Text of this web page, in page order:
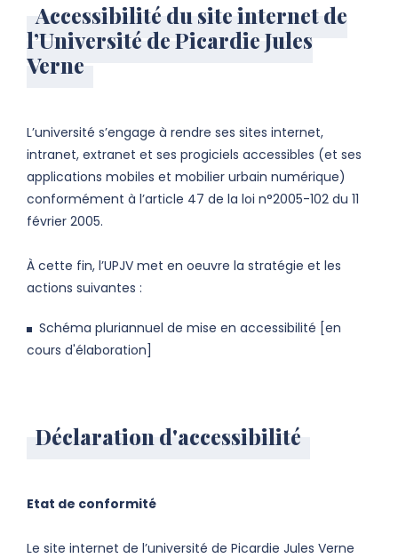
Accessibilité du site internet de
l’Université de Picardie Jules
Verne
L’université s’engage à rendre ses sites internet,
intranet, extranet et ses progiciels accessibles (et ses
applications mobiles et mobilier urbain numérique)
conformément à l’article 47 de la loi n°2005-102 du 11
février 2005.
À cette fin, l’UPJV met en oeuvre la stratégie et les
actions suivantes :
Schéma pluriannuel de mise en accessibilité [en
cours d'élaboration]
Déclaration d'accessibilité
Etat de conformité
Le site internet de l’université de Picardie Jules Verne